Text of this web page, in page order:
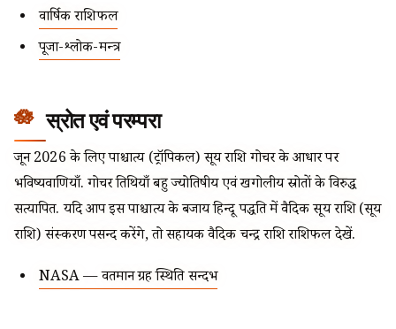
वार्षिक राशिफल
पूजा-श्लोक-मन्त्र
स्रोत एवं परम्परा
जून 2026 के लिए पाश्चात्य (ट्रॉपिकल) सूर्य राशि गोचर के आधार पर
भविष्यवाणियाँ. गोचर तिथियाँ बहु ज्योतिषीय एवं खगोलीय स्रोतों के विरुद्ध
सत्यापित. यदि आप इस पाश्चात्य के बजाय हिन्दू पद्धति में वैदिक सूर्य राशि (सूर्य
राशि) संस्करण पसन्द करेंगे, तो सहायक वैदिक चन्द्र राशि राशिफल देखें.
NASA — वर्तमान ग्रह स्थिति सन्दर्भ